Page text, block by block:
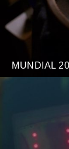
MUNDIAL